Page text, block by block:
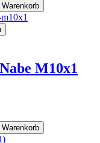
M10x1